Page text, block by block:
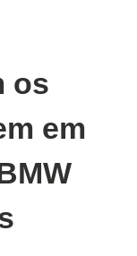
os
em